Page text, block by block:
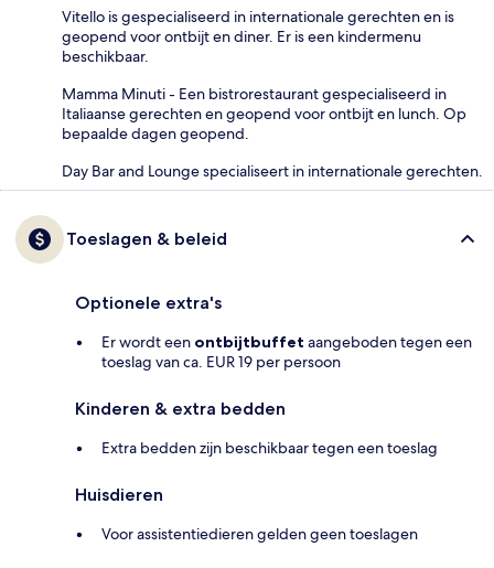
Vitello is gespecialiseerd in internationale gerechten en is
geopend voor ontbijt en diner. Er is een kindermenu
beschikbaar.
Mamma Minuti - Een bistrorestaurant gespecialiseerd in
Italiaanse gerechten en geopend voor ontbijt en lunch. Op
bepaalde dagen geopend.
Day Bar and Lounge specialiseert in internationale gerechten.
Toeslagen & beleid
Optionele extra's
Er wordt een ontbijtbuffet aangeboden tegen een
toeslag van ca. EUR 19 per persoon
Kinderen & extra bedden
Extra bedden zijn beschikbaar tegen een toeslag
Huisdieren
Voor assistentiedieren gelden geen toeslagen